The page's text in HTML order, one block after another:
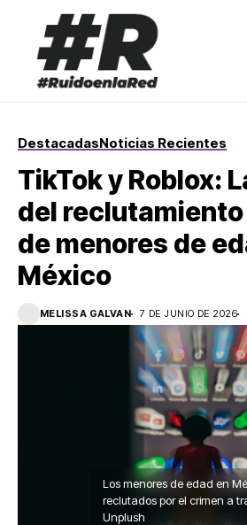
DestacadasNoticias Recientes
TikTok y Roblox:
del
de menores de
México
MELISSA GALVAN 7 DE JUNIO DE 2026
Los menores de edad en
reclutados por el crimen a
Unplush